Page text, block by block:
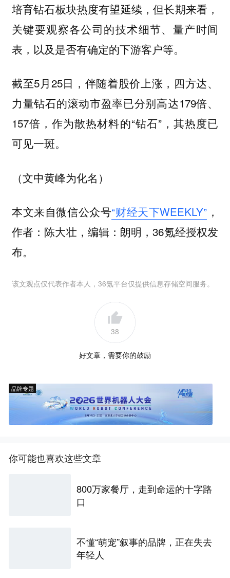
培育钻石板块热度有望延续，但长期来看，
关键要观察各公司的技术细节、量产时间
表，以及是否有确定的下游客户等。
截至5月25日，伴随着股价上涨，四方达、
力量钻石的滚动市盈率已分别高达179倍、
157倍，作为散热材料的“钻石”，其热度已
可见一斑。
（文中黄峰为化名）
本文来自微信公众号“财经天下WEEKLY” ，
作者：陈大壮，编辑：朗明，36氪经授权发
布。
该文观点仅代表作者本人，36氪平台仅提供信息存储空间服务。
38
好文章，需要你的鼓励
品牌专题
你可能也喜欢这些文章
800万家餐厅，走到命运的十字路
口
不懂“萌宠”叙事的品牌，正在失去
年轻人